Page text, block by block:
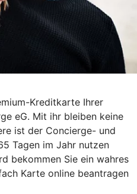
Kreditkarte Ihrer
eG. Mit ihr bleiben keine
ist der Concierge- und
Tagen im Jahr nutzen
bekommen Sie ein wahres
Karte online beantragen